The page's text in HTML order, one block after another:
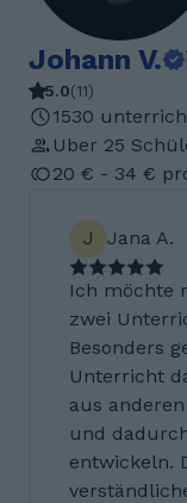
Johann V.
5.0(11)
1530
Uber 25
20 € - 34 €
J Jana A.
Ich möchte
zwei
Besonders
Unterricht
aus
und
entwickeln.